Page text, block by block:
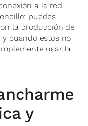
a la red
puedes
la producción de
cuando estos no
usar la
y